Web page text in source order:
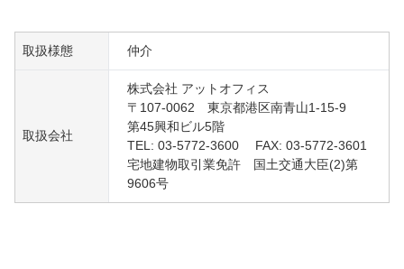
取扱様態 仲介
取扱会社
株式会社 アットオフィス
〒107-0062 東京都港区南青山1-15-9
第45興和ビル5階
TEL: 03-5772-3600 FAX: 03-5772-3601
宅地建物取引業免許 国土交通大臣(2)第
9606号